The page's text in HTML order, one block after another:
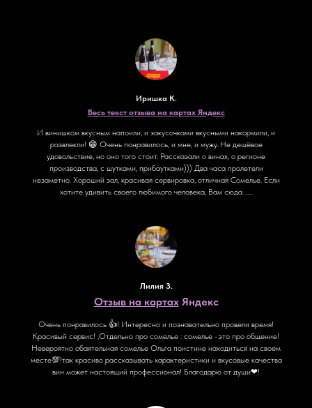
Иришка К.
Весь текст отзыва на картах Яндекс
И винишком вкусным напоили, и закусочками вкусными накормили, и
развлекли! 😁 Очень понравилось, и мне, и мужу. Не дешёвое
удовольствие, но оно того стоит. Рассказали о винах, о регионе
производства, с шутками, прибаутками))) Два часа пролетели
незаметно. Хороший зал, красивая сервировка, отличная Сомелье. Если
хотите удивить своего любимого человека, Вам сюда. .....
Лилия З.
Отзыв на картахЯндекс
Очень понравилось 👍! Интересно и познавательно провели время!
Красивый сервис! ,Отдельно про сомелье : сомелье -это про общение!
Невероятно обаятельная сомелье Ольга поистине находиться на своем
месте💯!так красиво рассказывать характеристики и вкусовые качества
вин может настоящий профессионал! Благодарю от души❤!